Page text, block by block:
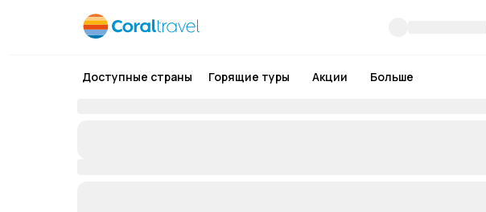
Доступные страны Горящие туры Акции Больше